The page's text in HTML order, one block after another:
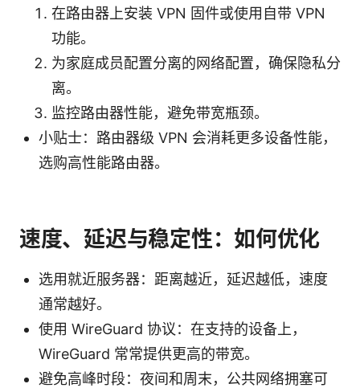
在路由器上安装 VPN 固件或使用自带 VPN
功能。
为家庭成员配置分离的网络配置，确保隐私分
离。
监控路由器性能，避免带宽瓶颈。
小贴士：路由器级 VPN 会消耗更多设备性能，
选购高性能路由器。
速度、延迟与稳定性：如何优化
选用就近服务器：距离越近，延迟越低，速度
通常越好。
使用 WireGuard 协议：在支持的设备上，
WireGuard 常常提供更高的带宽。
避免高峰时段：夜间和周末，公共网络拥塞可